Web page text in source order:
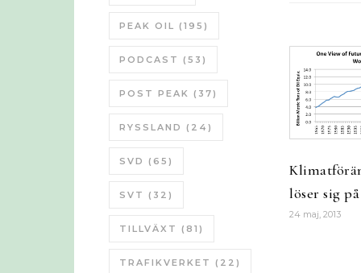
PEAK OIL (195)
PODCAST (53)
POST PEAK (37)
RYSSLAND (24)
SVD (65)
SVT (32)
TILLVÄXT (81)
TRAFIKVERKET (22)
löser sig
24 maj, 2013